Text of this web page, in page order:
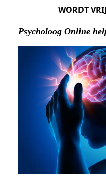
WORDT
Psycholoog Online